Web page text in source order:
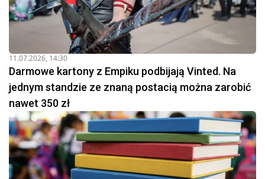
11.07.2026, 14:30
Darmowe kartony z Empiku podbijają Vinted. Na
jednym standzie ze znaną postacią można zarobić
nawet 350 zł